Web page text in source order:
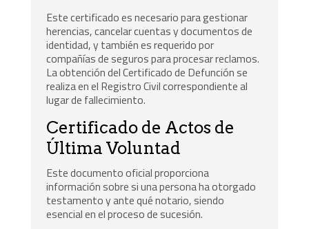
Este certificado es necesario para gestionar
herencias, cancelar cuentas y documentos de
identidad, y también es requerido por
compañías de seguros para procesar reclamos.
La obtención del Certificado de Defunción se
realiza en el Registro Civil correspondiente al
lugar de fallecimiento.
Certificado de Actos de
Última Voluntad
Este documento oficial proporciona
información sobre si una persona ha otorgado
testamento y ante qué notario, siendo
esencial en el proceso de sucesión.